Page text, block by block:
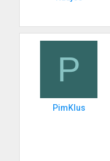
P
PimKlus